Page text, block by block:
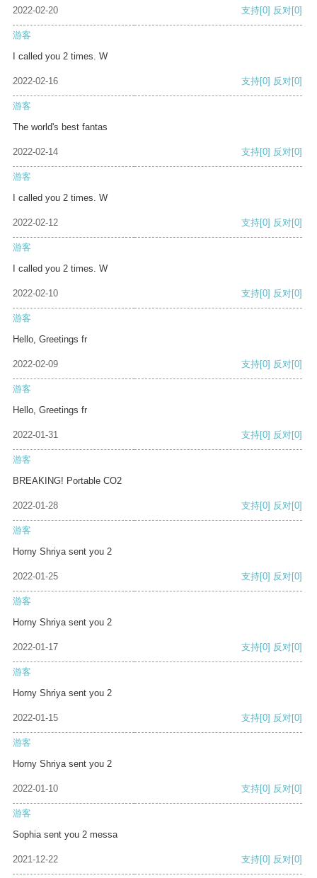
2022-02-20 支持[0] 反对[0]
游客
I called you 2 times. W
2022-02-16 支持[0] 反对[0]
游客
The world's best fantas
2022-02-14 支持[0] 反对[0]
游客
I called you 2 times. W
2022-02-12 支持[0] 反对[0]
游客
I called you 2 times. W
2022-02-10 支持[0] 反对[0]
游客
Hello, Greetings fr
2022-02-09 支持[0] 反对[0]
游客
Hello, Greetings fr
2022-01-31 支持[0] 反对[0]
游客
BREAKING! Portable CO2
2022-01-28 支持[0] 反对[0]
游客
Horny Shriya sent you 2
2022-01-25 支持[0] 反对[0]
游客
Horny Shriya sent you 2
2022-01-17 支持[0] 反对[0]
游客
Horny Shriya sent you 2
2022-01-15 支持[0] 反对[0]
游客
Horny Shriya sent you 2
2022-01-10 支持[0] 反对[0]
游客
Sophia sent you 2 messa
2021-12-22 支持[0] 反对[0]